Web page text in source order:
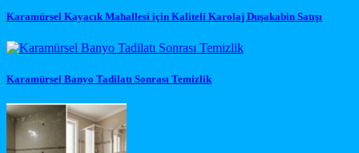
Karamürsel Kayacık Mahallesi için Kaliteli Karolaj Duşakabin Satışı
Karamürsel Banyo Tadilatı Sonrası Temizlik